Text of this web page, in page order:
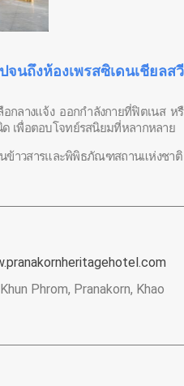
จนถึงห้องเพรสซิเดนเชีย
กลางแจ้ง ออกกำลังกายที่ฟิตเนส
ด เพื่อตอบโจทย์รสนิยมที่หลากหลาย
ข้าวสารและพิพิธภัณฑสถานแห่งชา
Phrom, Pranakorn, Khao